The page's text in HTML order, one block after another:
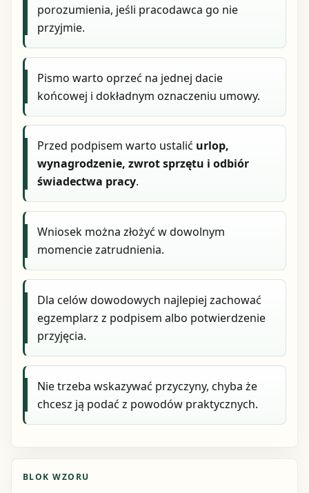
porozumienia, jeśli pracodawca go nie
przyjmie.
Pismo warto oprzeć na jednej dacie
końcowej i dokładnym oznaczeniu umowy.
Przed podpisem warto ustalić urlop,
wynagrodzenie, zwrot sprzętu i odbiór
świadectwa pracy.
Wniosek można złożyć w dowolnym
momencie zatrudnienia.
Dla celów dowodowych najlepiej zachować
egzemplarz z podpisem albo potwierdzenie
przyjęcia.
Nie trzeba wskazywać przyczyny, chyba że
chcesz ją podać z powodów praktycznych.
BLOK WZORU